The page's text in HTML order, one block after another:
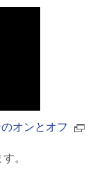
オンとオフ
。